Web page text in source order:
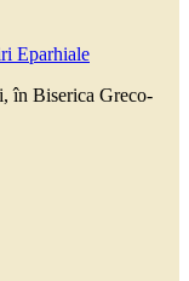
Eparhiale
în Biserica Greco-